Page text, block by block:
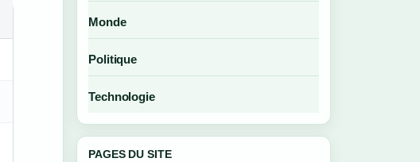
Monde
Politique
Technologie
PAGES DU SITE